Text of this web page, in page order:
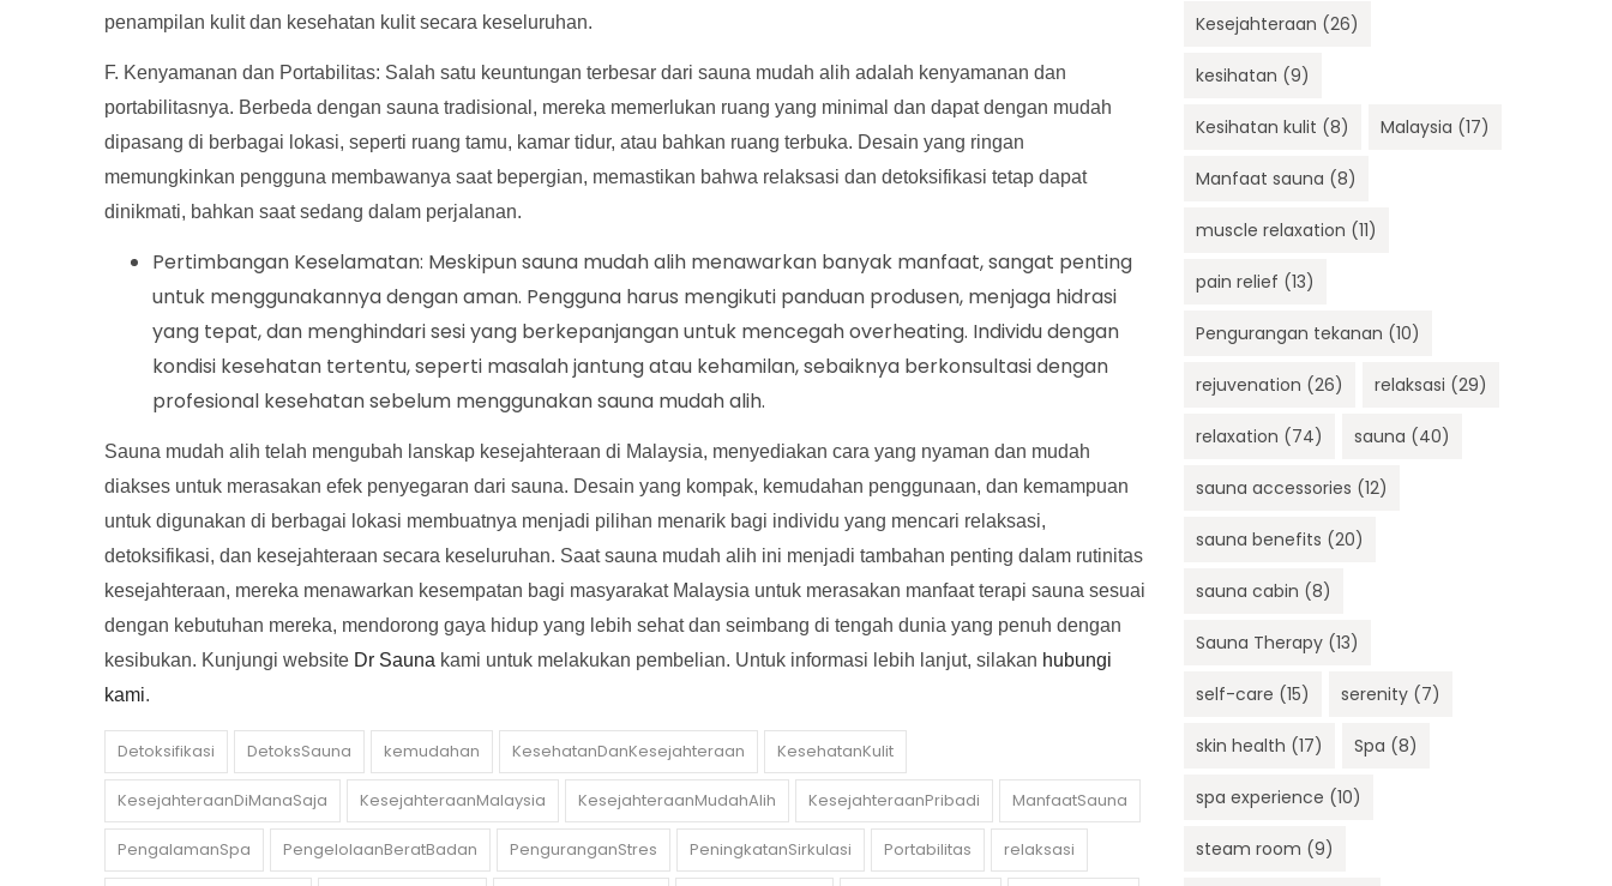
penampilan kulit dan kesehatan kulit secara keseluruhan.
F. Kenyamanan dan Portabilitas: Salah satu keuntungan terbesar dari sauna mudah alih adalah kenyamanan dan
portabilitasnya. Berbeda dengan sauna tradisional, mereka memerlukan ruang yang minimal dan dapat dengan mudah
dipasang di berbagai lokasi, seperti ruang tamu, kamar tidur, atau bahkan ruang terbuka. Desain yang ringan
memungkinkan pengguna membawanya saat bepergian, memastikan bahwa relaksasi dan detoksifikasi tetap dapat
dinikmati, bahkan saat sedang dalam perjalanan.
Pertimbangan Keselamatan: Meskipun sauna mudah alih menawarkan banyak manfaat, sangat penting
untuk menggunakannya dengan aman. Pengguna harus mengikuti panduan produsen, menjaga hidrasi
yang tepat, dan menghindari sesi yang berkepanjangan untuk mencegah overheating. Individu dengan
kondisi kesehatan tertentu, seperti masalah jantung atau kehamilan, sebaiknya berkonsultasi dengan
profesional kesehatan sebelum menggunakan sauna mudah alih.
Sauna mudah alih telah mengubah lanskap kesejahteraan di Malaysia, menyediakan cara yang nyaman dan mudah
diakses untuk merasakan efek penyegaran dari sauna. Desain yang kompak, kemudahan penggunaan, dan kemampuan
untuk digunakan di berbagai lokasi membuatnya menjadi pilihan menarik bagi individu yang mencari relaksasi,
detoksifikasi, dan kesejahteraan secara keseluruhan. Saat sauna mudah alih ini menjadi tambahan penting dalam rutinitas
kesejahteraan, mereka menawarkan kesempatan bagi masyarakat Malaysia untuk merasakan manfaat terapi sauna sesuai
dengan kebutuhan mereka, mendorong gaya hidup yang lebih sehat dan seimbang di tengah dunia yang penuh dengan
kesibukan. Kunjungi website Dr Sauna kami untuk melakukan pembelian. Untuk informasi lebih lanjut, silakan hubungi
kami.
Detoksifikasi DetoksSauna kemudahan KesehatanDanKesejahteraan KesehatanKulit
KesejahteraanDiManaSaja KesejahteraanMalaysia KesejahteraanMudahAlih KesejahteraanPribadi ManfaatSauna
PengalamanSpa PengelolaanBeratBadan PenguranganStres PeningkatanSirkulasi Portabilitas relaksasi
Kesejahteraan (26)
kesihatan (9)
Kesihatan kulit (8) Malaysia (17)
Manfaat sauna (8)
muscle relaxation (11)
pain relief (13)
Pengurangan tekanan (10)
rejuvenation (26) relaksasi (29)
relaxation (74) sauna (40)
sauna accessories (12)
sauna benefits (20)
sauna cabin (8)
Sauna Therapy (13)
self-care (15) serenity (7)
skin health (17) Spa (8)
spa experience (10)
steam room (9)